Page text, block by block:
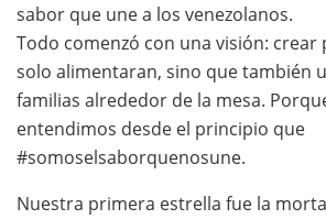
sabor que une a los venezolanos.
Todo comenzó con una visión:
solo alimentaran, sino que también
familias alrededor de la mesa.
entendimos desde el principio que
#somoselsaborquenosune.
Nuestra primera estrella fue la